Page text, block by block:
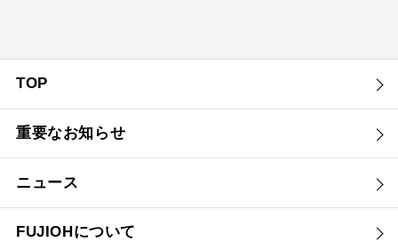
TOP
重要なお知らせ
ニュース
FUJIOHについて